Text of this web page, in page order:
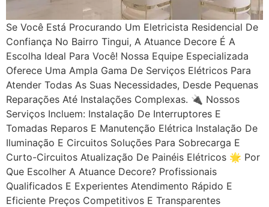
Se Você Está Procurando Um Eletricista Residencial De
Confiança No Bairro Tingui, A Atuance Decore É A
Escolha Ideal Para Você! Nossa Equipe Especializada
Oferece Uma Ampla Gama De Serviços Elétricos Para
Atender Todas As Suas Necessidades, Desde Pequenas
Reparações Até Instalações Complexas. 🔌 Nossos
Serviços Incluem: Instalação De Interruptores E
Tomadas Reparos E Manutenção Elétrica Instalação De
Iluminação E Circuitos Soluções Para Sobrecarga E
Curto-Circuitos Atualização De Painéis Elétricos 🌟 Por
Que Escolher A Atuance Decore? Profissionais
Qualificados E Experientes Atendimento Rápido E
Eficiente Preços Competitivos E Transparentes